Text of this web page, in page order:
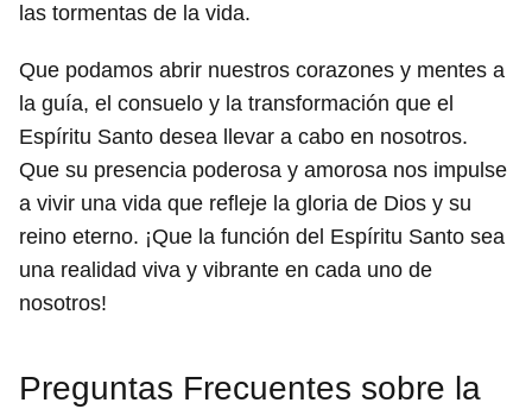
las tormentas de la vida.
Que podamos abrir nuestros corazones y mentes a
la guía, el consuelo y la transformación que el
Espíritu Santo desea llevar a cabo en nosotros.
Que su presencia poderosa y amorosa nos impulse
a vivir una vida que refleje la gloria de Dios y su
reino eterno. ¡Que la función del Espíritu Santo sea
una realidad viva y vibrante en cada uno de
nosotros!
Preguntas Frecuentes sobre la